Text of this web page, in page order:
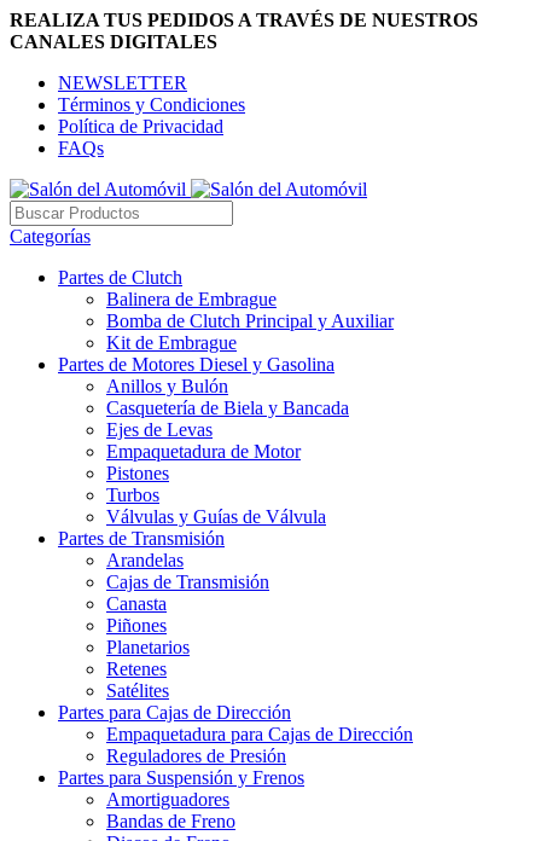
REALIZA TUS PEDIDOS A TRAVÉS DE NUESTROS
CANALES DIGITALES
NEWSLETTER
Términos y Condiciones
Política de Privacidad
FAQs
Categorías
Partes de Clutch
Balinera de Embrague
Bomba de Clutch Principal y Auxiliar
Kit de Embrague
Partes de Motores Diesel y Gasolina
Anillos y Bulón
Casquetería de Biela y Bancada
Ejes de Levas
Empaquetadura de Motor
Pistones
Turbos
Válvulas y Guías de Válvula
Partes de Transmisión
Arandelas
Cajas de Transmisión
Canasta
Piñones
Planetarios
Retenes
Satélites
Partes para Cajas de Dirección
Empaquetadura para Cajas de Dirección
Reguladores de Presión
Partes para Suspensión y Frenos
Amortiguadores
Bandas de Freno